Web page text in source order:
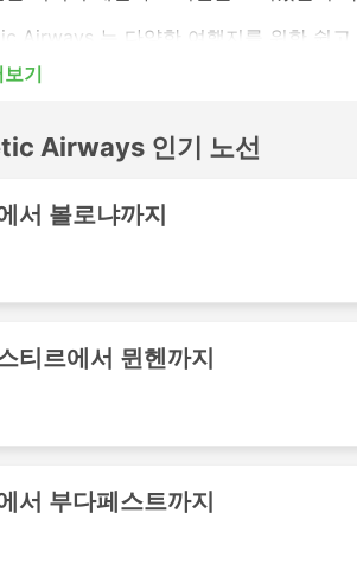
Airways 는 다양한 여행지를 위한 쉽
을 꼭 확인하세요.
Airways은 국제 및 국내 공항에서 운
Airport
틸라 공항
도스 섬 공항
스 섬 공항
리히 공항
르바 공항
기
Airways 인기 노선
서 볼로냐까지
티르에서 뮌헨까지
서 부다페스트까지